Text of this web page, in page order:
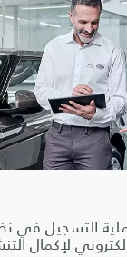
لإكمال